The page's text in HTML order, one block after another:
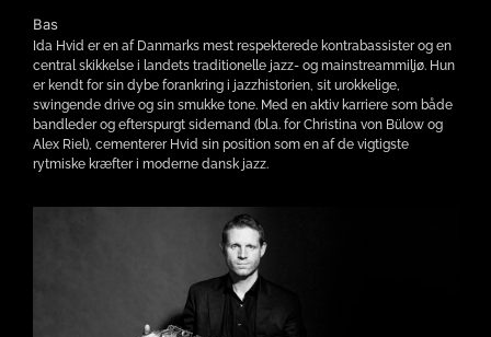
Bas
Ida Hvid er en af Danmarks mest respekterede kontrabassister og en
central skikkelse i landets traditionelle jazz- og mainstreammiljø. Hun
er kendt for sin dybe forankring i jazzhistorien, sit urokkelige,
swingende drive og sin smukke tone. Med en aktiv karriere som både
bandleder og efterspurgt sidemand (bl.a. for Christina von Bülow og
Alex Riel), cementerer Hvid sin position som en af de vigtigste
rytmiske kræfter i moderne dansk jazz.